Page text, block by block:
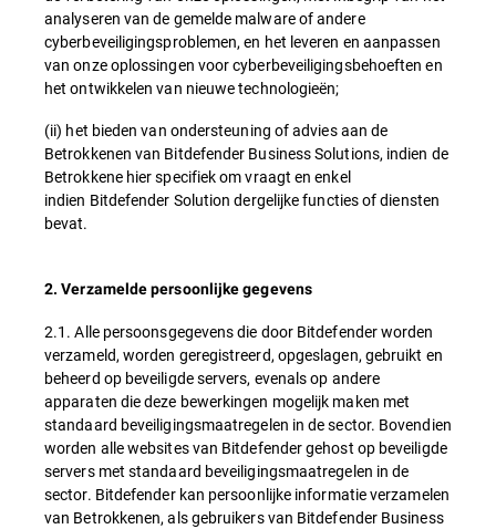
analyseren van de gemelde malware of andere
cyberbeveiligingsproblemen, en het leveren en aanpassen
van onze oplossingen voor cyberbeveiligingsbehoeften en
het ontwikkelen van nieuwe technologieën;
(ii) het bieden van ondersteuning of advies aan de
Betrokkenen van Bitdefender Business Solutions, indien de
Betrokkene hier specifiek om vraagt en enkel
indien Bitdefender Solution dergelijke functies of diensten
bevat.
2. Verzamelde persoonlijke gegevens
2.1. Alle persoonsgegevens die door Bitdefender worden
verzameld, worden geregistreerd, opgeslagen, gebruikt en
beheerd op beveiligde servers, evenals op andere
apparaten die deze bewerkingen mogelijk maken met
standaard beveiligingsmaatregelen in de sector. Bovendien
worden alle websites van Bitdefender gehost op beveiligde
servers met standaard beveiligingsmaatregelen in de
sector. Bitdefender kan persoonlijke informatie verzamelen
van Betrokkenen, als gebruikers van Bitdefender Business